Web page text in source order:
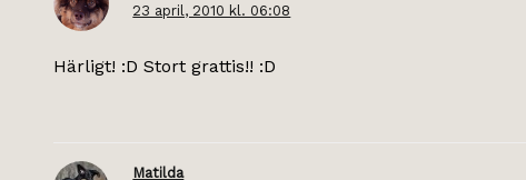
23 april, 2010 kl. 06:08
Härligt! :D Stort grattis!! :D
Matilda